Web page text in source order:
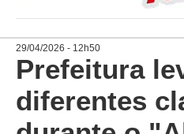
29/04/2026 - 12h50
Prefeitura
diferentes